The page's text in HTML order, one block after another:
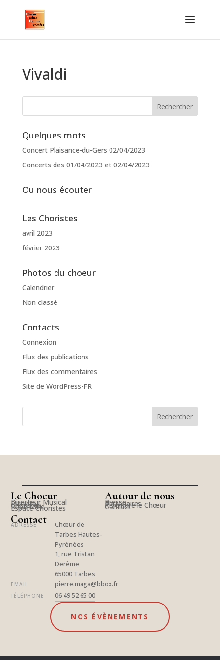
Vivaldi
Quelques mots
Concert Plaisance-du-Gers 02/04/2023
Concerts des 01/04/2023 et 02/04/2023
Ou nous écouter
Les Choristes
avril 2023
février 2023
Photos du choeur
Calendrier
Non classé
Contacts
Connexion
Flux des publications
Flux des commentaires
Site de WordPress-FR
Le Choeur
Directeur Musical
Pianiste
Choristes
Répertoire
Espace Choristes
Autour de nous
Presse
Partenaires
Rejoindre le Chœur
Contact
Contact
ADRESSE
Chœur de
Tarbes Hautes-
Pyrénées
1, rue Tristan
Derème
65000 Tarbes
EMAIL pierre.maga@bbox.fr
TÉLÉPHONE 06 49 52 65 00
NOS ÉVÈNEMENTS